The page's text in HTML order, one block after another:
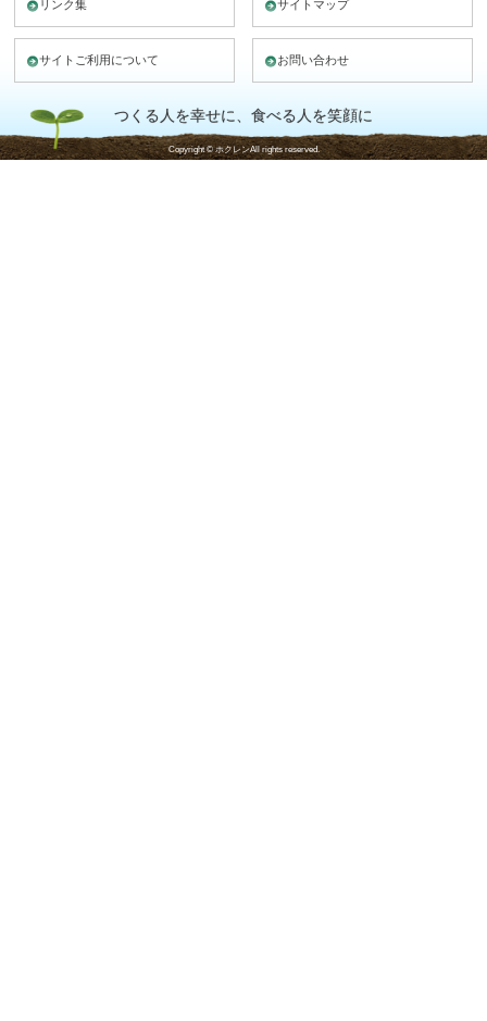
リンク集 サイトマップ
サイトご利用について お問い合わせ
つくる人を幸せに、食べる人を笑顔に
Copyright © ホクレンAll rights reserved.